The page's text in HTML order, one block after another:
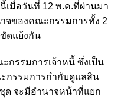
เมื่อวันที่ 12 พ.ค.ที่ผ่านมา
จของคณะกรรมการทั้ง 2
ดแย้งกัน
กรรมการเจ้าหนี้ ซึ่งเป็น
กรรมการกำกับดูแลสิน
ด จะมีอำนาจหน้าที่แยก